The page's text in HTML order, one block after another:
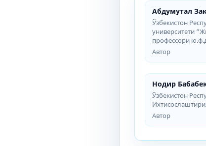
Абдумутал
Ўзбекистон
университети
профессори
Автор
Нодир
Ўзбекистон
Автор